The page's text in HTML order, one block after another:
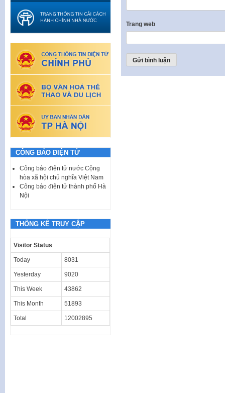
Trang web
CÔNG BÁO ĐIỆN TỬ
Công báo điện tử nước Cộng
hòa xã hội chủ nghĩa Việt Nam
Công báo điện tử thành phố Hà
Nội
THỐNG KÊ TRUY CẬP
Visitor Status
Today 8031
Yesterday 9020
This Week 43862
This Month 51893
Total 12002895